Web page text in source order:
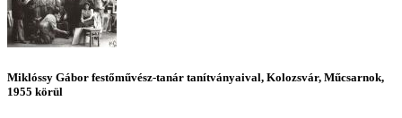
Miklóssy Gábor festőművész-tanár tanítványaival, Kolozsvár, Műcsarnok,
1955 körül